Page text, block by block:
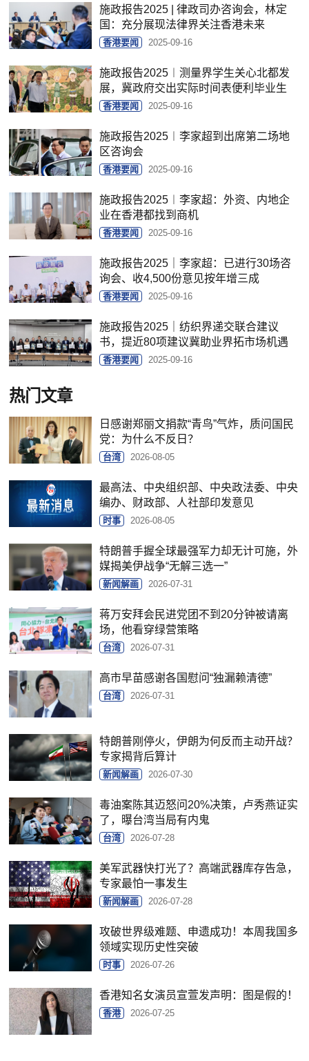
施政报告2025 | 律政司办咨询会，林定
国：充分展现法律界关注香港未来
香港要闻 2025-09-16
施政报告2025︱测量界学生关心北都发
展，冀政府交出实际时间表便利毕业生
香港要闻 2025-09-16
施政报告2025︱李家超到出席第二场地
区咨询会
香港要闻 2025-09-16
施政报告2025︱李家超：外资、内地企
业在香港都找到商机
香港要闻 2025-09-16
施政报告2025｜李家超：已进行30场咨
询会、收4,500份意见按年增三成
香港要闻 2025-09-16
施政报告2025｜纺织界递交联合建议
书，提近80项建议冀助业界拓市场机遇
香港要闻 2025-09-16
热门文章
日感谢郑丽文捐款“青鸟”气炸，质问国民
党：为什么不反日？
台湾 2026-08-05
最高法、中央组织部、中央政法委、中央
编办、财政部、人社部印发意见
时事 2026-08-05
特朗普手握全球最强军力却无计可施，外
媒揭美伊战争“无解三选一”
新闻解画 2026-07-31
蒋万安拜会民进党团不到20分钟被请离
场，他看穿绿营策略
台湾 2026-07-31
高市早苗感谢各国慰问“独漏赖清德”
台湾 2026-07-31
特朗普刚停火，伊朗为何反而主动开战？
专家揭背后算计
新闻解画 2026-07-30
毒油案陈其迈怒问20%决策，卢秀燕证实
了，曝台湾当局有内鬼
台湾 2026-07-28
美军武器快打光了？高端武器库存告急，
专家最怕一事发生
新闻解画 2026-07-28
攻破世界级难题、申遗成功！本周我国多
领域实现历史性突破
时事 2026-07-26
香港知名女演员宣萱发声明：图是假的！
香港 2026-07-25